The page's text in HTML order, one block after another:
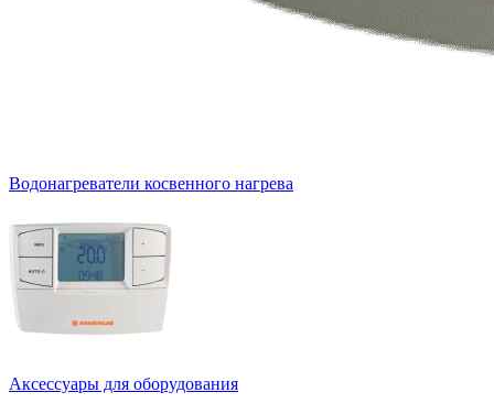
Водонагреватели косвенного нагрева
Аксессуары для оборудования